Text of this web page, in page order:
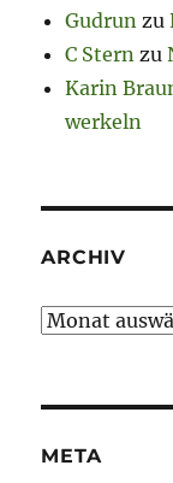
Gudrun zu
C Stern zu
Karin
werkeln
ARCHIV
Archiv
META